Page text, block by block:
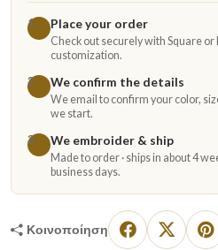
1 Place your order
Check out securely with Square
customization.
2
We confirm the details
We email to confirm your color,
we start.
3
We embroider & ship
Made to order · ships in about 4
business days.
Κοινοποίηση